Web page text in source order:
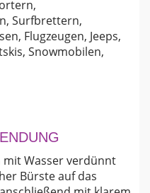
Surfbrettern,
Flugzeugen, Jeeps,
Snowmobilen,
mit Wasser verdünnt
Bürste auf das